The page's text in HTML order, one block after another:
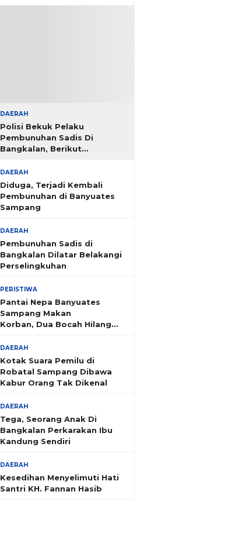
DAERAH
Polisi Bekuk Pelaku
Pembunuhan Sadis Di
Bangkalan, Berikut
DAERAH
Diduga, Terjadi Kembali
Pembunuhan di Banyuates
Sampang
DAERAH
Pembunuhan Sadis di
Bangkalan Dilatar Belakangi
Perselingkuhan
PERISTIWA
Pantai Nepa Banyuates
Sampang Makan
Korban, Dua Bocah Hilang
DAERAH
Kotak Suara Pemilu di
Robatal Sampang Dibawa
Kabur Orang Tak Dikenal
DAERAH
Tega, Seorang Anak Di
Bangkalan Perkarakan Ibu
Kandung Sendiri
DAERAH
Kesedihan Menyelimuti Hati
Santri KH. Fannan Hasib